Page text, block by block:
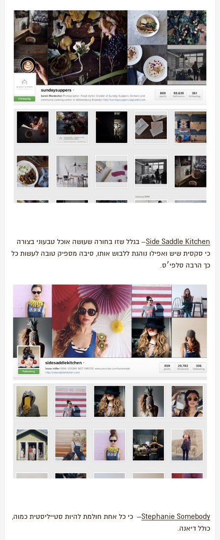
Side Saddle Kitchen– בגלל שזו בחורה שעושה אוכל טבעוני בצורה
כי סקסית שיש ואפילו נוהגת ללבוש אותו, סיבה מספיק טובה לעשות כל
כך הרבה סלפי׳ס.
Stephanie Somebody– כי כל אחת חולמת להיות סטייליסטית כמוה,
כולל דיאנה.